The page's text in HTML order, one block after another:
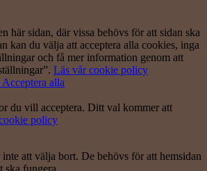
här sidan, där vissa behövs för att sidan ska
kan du välja att acceptera alla cookies, inga
och få mer information genom att
Läs vår cookie policy
Acceptera alla
du vill acceptera. Ditt val kommer att
policy
att välja bort. De behövs för att hemsidan
ska fungera.